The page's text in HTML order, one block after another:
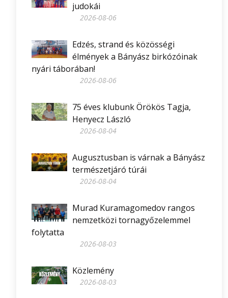
judokái
2026-08-06
Edzés, strand és közösségi
élmények a Bányász birkózóinak
nyári táborában!
2026-08-06
75 éves klubunk Örökös Tagja,
Henyecz László
2026-08-04
Augusztusban is várnak a Bányász
természetjáró túrái
2026-08-04
Murad Kuramagomedov rangos
nemzetközi tornagyőzelemmel
folytatta
2026-08-03
Közlemény
2026-08-03